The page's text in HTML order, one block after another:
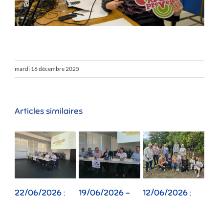
mardi 16 décembre 2025
Articles similaires
22/06/2026 :
19/06/2026 –
12/06/2026 :